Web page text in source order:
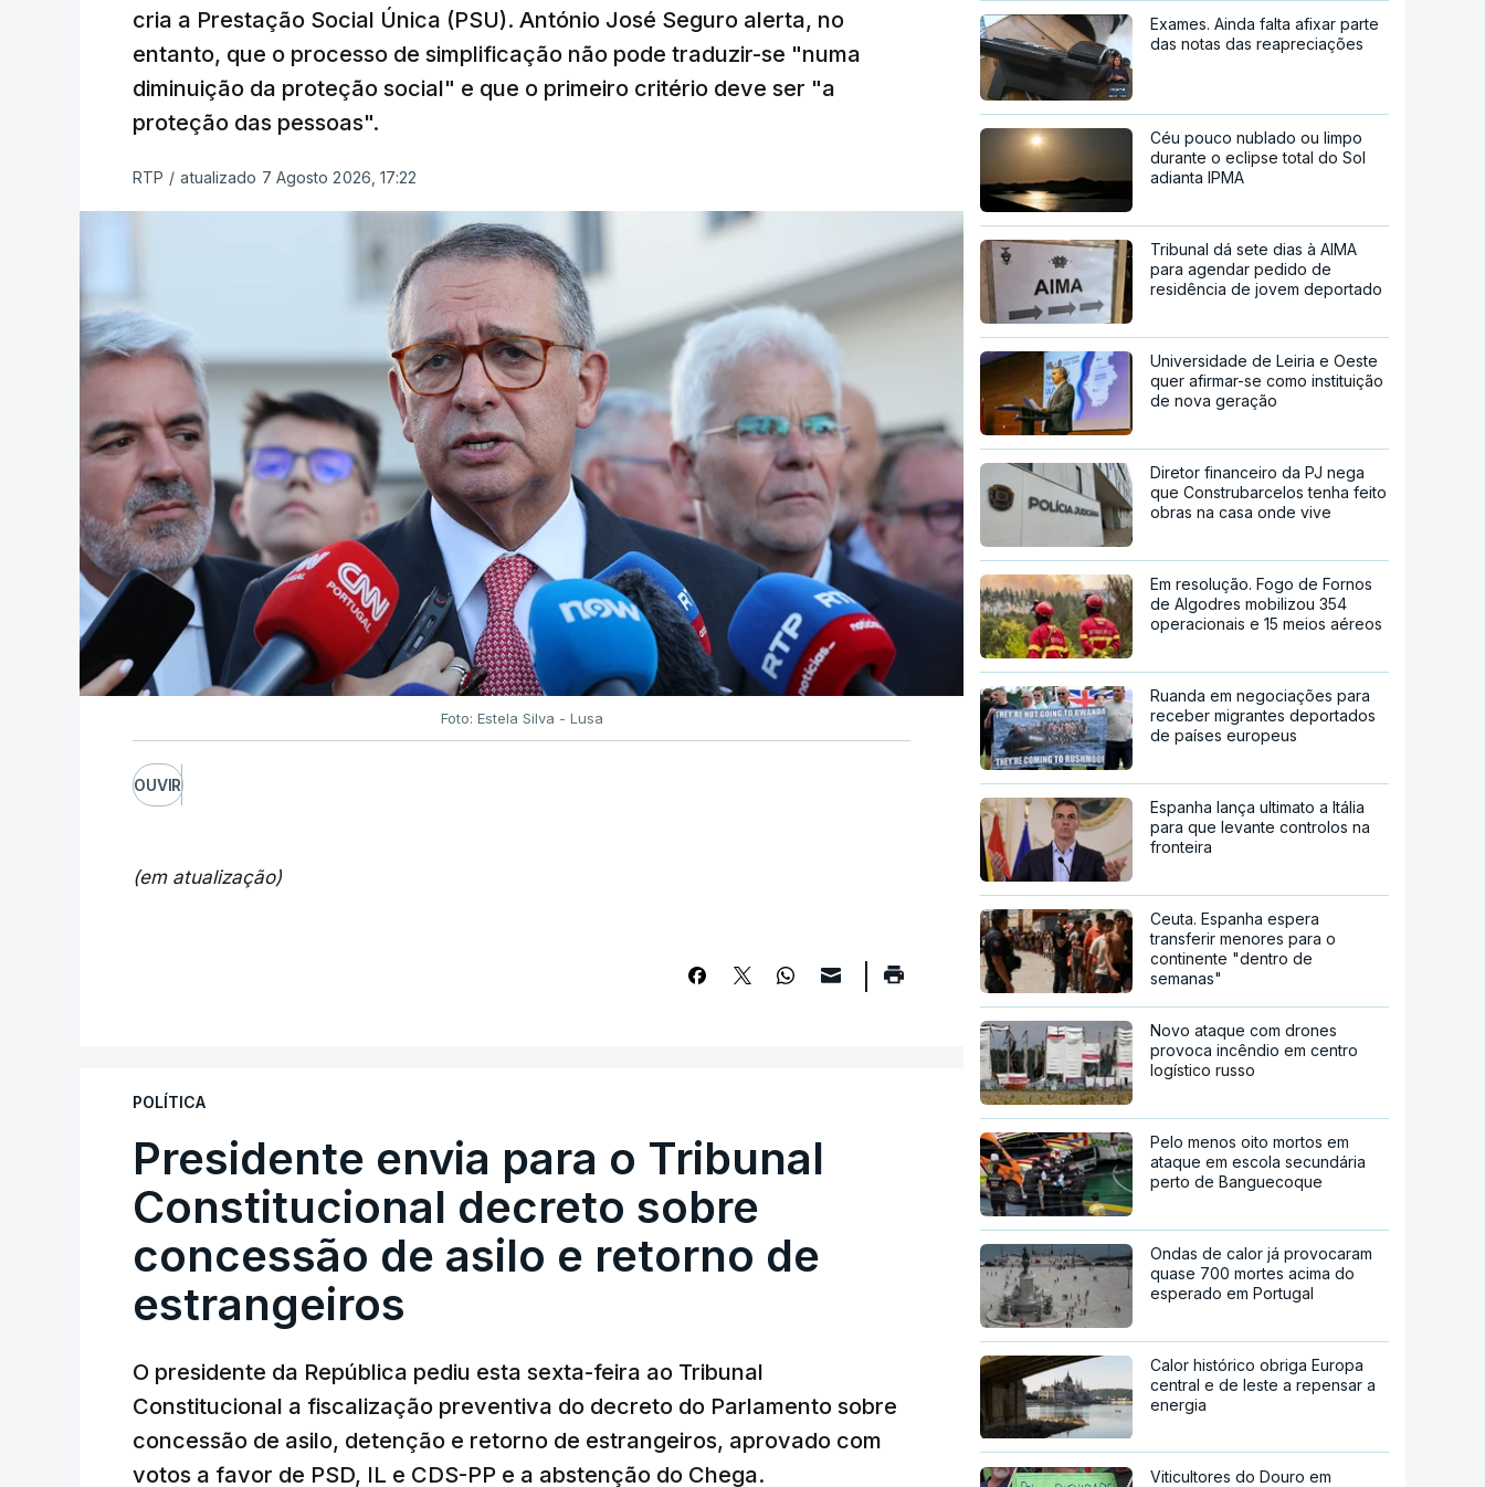
cria a Prestação Social Única (PSU). António José Seguro alerta, no
entanto, que o processo de simplificação não pode traduzir-se "numa
diminuição da proteção social" e que o primeiro critério deve ser "a
proteção das pessoas".
RTP / atualizado 7 Agosto 2026, 17:22
Foto: Estela Silva - Lusa
OUVIR
(em atualização)
POLÍTICA
Presidente envia para o Tribunal
Constitucional decreto sobre
concessão de asilo e retorno de
estrangeiros
O presidente da República pediu esta sexta-feira ao Tribunal
Constitucional a fiscalização preventiva do decreto do Parlamento sobre
concessão de asilo, detenção e retorno de estrangeiros, aprovado com
votos a favor de PSD, IL e CDS-PP e a abstenção do Chega.
Exames. Ainda falta afixar parte
das notas das reapreciações
Céu pouco nublado ou limpo
durante o eclipse total do Sol
adianta IPMA
Tribunal dá sete dias à AIMA
para agendar pedido de
residência de jovem deportado
Universidade de Leiria e Oeste
quer afirmar-se como instituição
de nova geração
Diretor financeiro da PJ nega
que Construbarcelos tenha feito
obras na casa onde vive
Em resolução. Fogo de Fornos
de Algodres mobilizou 354
operacionais e 15 meios aéreos
Ruanda em negociações para
receber migrantes deportados
de países europeus
Espanha lança ultimato a Itália
para que levante controlos na
fronteira
Ceuta. Espanha espera
transferir menores para o
continente "dentro de
semanas"
Novo ataque com drones
provoca incêndio em centro
logístico russo
Pelo menos oito mortos em
ataque em escola secundária
perto de Banguecoque
Ondas de calor já provocaram
quase 700 mortes acima do
esperado em Portugal
Calor histórico obriga Europa
central e de leste a repensar a
energia
Viticultores do Douro em